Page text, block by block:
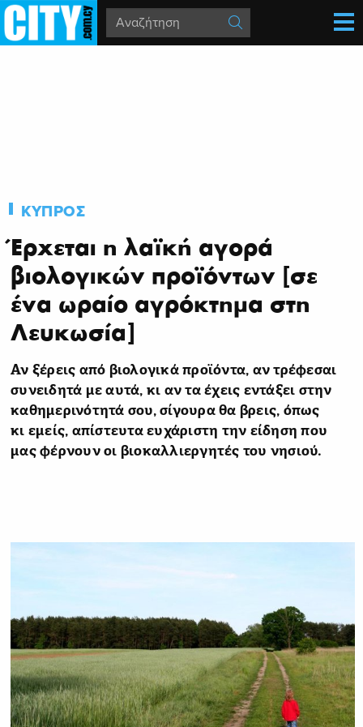
ΚΥΠΡΟΣ
Έρχεται η λαϊκή αγορά
βιολογικών προϊόντων [σε
ένα ωραίο αγρόκτημα στη
Λευκωσία]
Αν ξέρεις από βιολογικά προϊόντα, αν τρέφεσαι
συνειδητά με αυτά, κι αν τα έχεις εντάξει στην
καθημερινότητά σου, σίγουρα θα βρεις, όπως
κι εμείς, απίστευτα ευχάριστη την είδηση που
μας φέρνουν οι βιοκαλλιεργητές του νησιού.